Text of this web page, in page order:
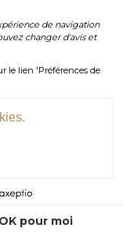
de navigation
changer d'avis et
le lien 'Préférences de
OK pour moi